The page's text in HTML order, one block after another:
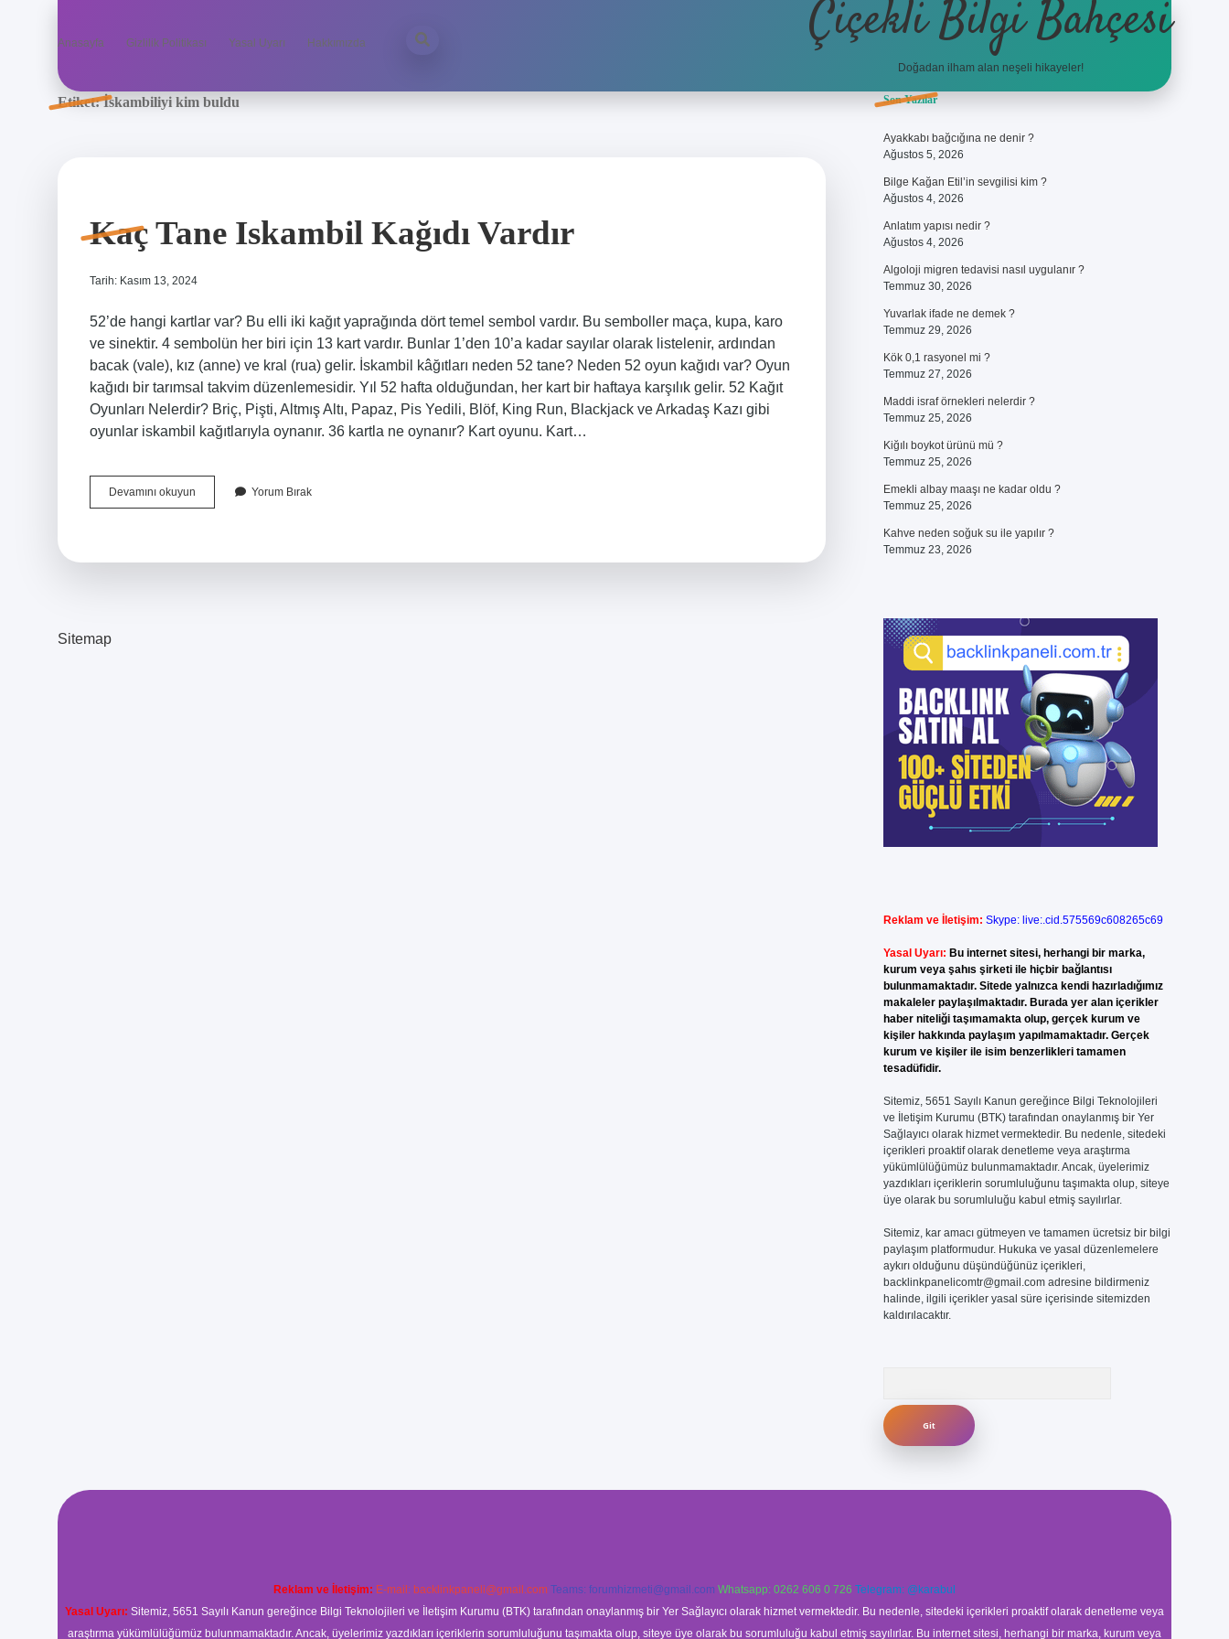
Anasayfa Gizlilik Politikası Yasal Uyarı Hakkımızda Çiçekli Bilgi Bahçesi
Doğadan ilham alan neşeli hikayeler!
Etiket:İskambiliyi kim buldu
Kaç Tane Iskambil Kağıdı Vardır
Tarih: Kasım 13, 2024
52’de hangi kartlar var? Bu elli iki kağıt yaprağında dört temel sembol vardır. Bu semboller maça, kupa, karo
ve sinektir. 4 sembolün her biri için 13 kart vardır. Bunlar 1’den 10’a kadar sayılar olarak listelenir, ardından
bacak (vale), kız (anne) ve kral (rua) gelir. İskambil kâğıtları neden 52 tane? Neden 52 oyun kağıdı var? Oyun
kağıdı bir tarımsal takvim düzenlemesidir. Yıl 52 hafta olduğundan, her kart bir haftaya karşılık gelir. 52 Kağıt
Oyunları Nelerdir? Briç, Pişti, Altmış Altı, Papaz, Pis Yedili, Blöf, King Run, Blackjack ve Arkadaş Kazı gibi
oyunlar iskambil kağıtlarıyla oynanır. 36 kartla ne oynanır? Kart oyunu. Kart…
Devamını okuyun
Tane
Yorum Bırak
Sitemap
Sidebar
Son Yazılar
Ayakkabı bağcığına ne denir ?
Ağustos 5, 2026
Bilge Kağan Etil’in sevgilisi kim ?
Ağustos 4, 2026
Anlatım yapısı nedir ?
Ağustos 4, 2026
Algoloji migren tedavisi nasıl uygulanır ?
Temmuz 30, 2026
Yuvarlak ifade ne demek ?
Temmuz 29, 2026
Kök 0,1 rasyonel mi ?
Temmuz 27, 2026
Maddi israf örnekleri nelerdir ?
Temmuz 25, 2026
Kiğılı boykot ürünü mü ?
Temmuz 25, 2026
Emekli albay maaşı ne kadar oldu ?
Temmuz 25, 2026
Kahve neden soğuk su ile yapılır ?
Temmuz 23, 2026
Reklam ve İletişim: Skype: live:.cid.575569c608265c69
Yasal Uyarı: Bu internet sitesi, herhangi bir marka,
kurum veya şahıs şirketi ile hiçbir bağlantısı
bulunmamaktadır. Sitede yalnızca kendi hazırladığımız
makaleler paylaşılmaktadır. Burada yer alan içerikler
haber niteliği taşımamakta olup, gerçek kurum ve
kişiler hakkında paylaşım yapılmamaktadır. Gerçek
kurum ve kişiler ile isim benzerlikleri tamamen
tesadüfidir.
Sitemiz, 5651 Sayılı Kanun gereğince Bilgi Teknolojileri
ve İletişim Kurumu (BTK) tarafından onaylanmış bir Yer
Sağlayıcı olarak hizmet vermektedir. Bu nedenle, sitedeki
içerikleri proaktif olarak denetleme veya araştırma
yükümlülüğümüz bulunmamaktadır. Ancak, üyelerimiz
yazdıkları içeriklerin sorumluluğunu taşımakta olup, siteye
üye olarak bu sorumluluğu kabul etmiş sayılırlar.
Sitemiz, kar amacı gütmeyen ve tamamen ücretsiz bir bilgi
paylaşım platformudur. Hukuka ve yasal düzenlemelere
aykırı olduğunu düşündüğünüz içerikleri,
backlinkpanelicomtr@gmail.comadresine bildirmeniz
halinde, ilgili içerikler yasal süre içerisinde sitemizden
kaldırılacaktır.
Reklam ve İletişim: E-mail: backlinkpaneli@gmail.com Teams: forumhizmeti@gmail.com Whatsapp: 0262 606 0 726 Telegram: @karabul
Yasal Uyarı: Sitemiz, 5651 Sayılı Kanun gereğince Bilgi Teknolojileri ve İletişim Kurumu (BTK) tarafından onaylanmış bir Yer Sağlayıcı olarak hizmet vermektedir. Bu nedenle, sitedeki içerikleri proaktif olarak denetleme veya
araştırma yükümlülüğümüz bulunmamaktadır. Ancak, üyelerimiz yazdıkları içeriklerin sorumluluğunu taşımakta olup, siteye üye olarak bu sorumluluğu kabul etmiş sayılırlar. Bu internet sitesi, herhangi bir marka, kurum veya